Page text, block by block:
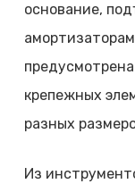
основание,
крепежных
разных
Из